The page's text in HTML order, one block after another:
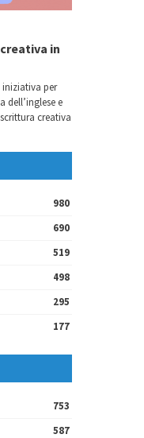
in
per
dell’inglese e
creativa
980
690
519
498
295
177
753
587